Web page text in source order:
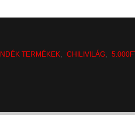
TERMÉKEK CHILIVILÁG